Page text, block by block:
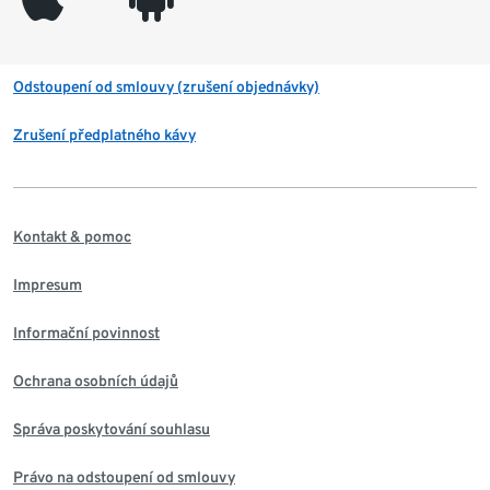
Odstoupení od smlouvy (zrušení objednávky)
Zrušení předplatného kávy
Kontakt & pomoc
Impresum
Informační povinnost
Ochrana osobních údajů
Správa poskytování souhlasu
Právo na odstoupení od smlouvy